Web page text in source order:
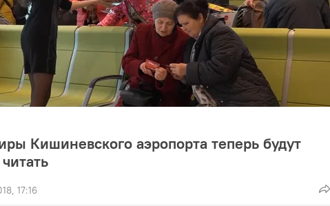
Кишиневского аэропорта теперь будут
17:16